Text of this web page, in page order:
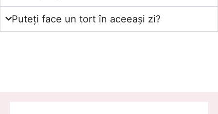
Puteți face un tort în aceeași zi?